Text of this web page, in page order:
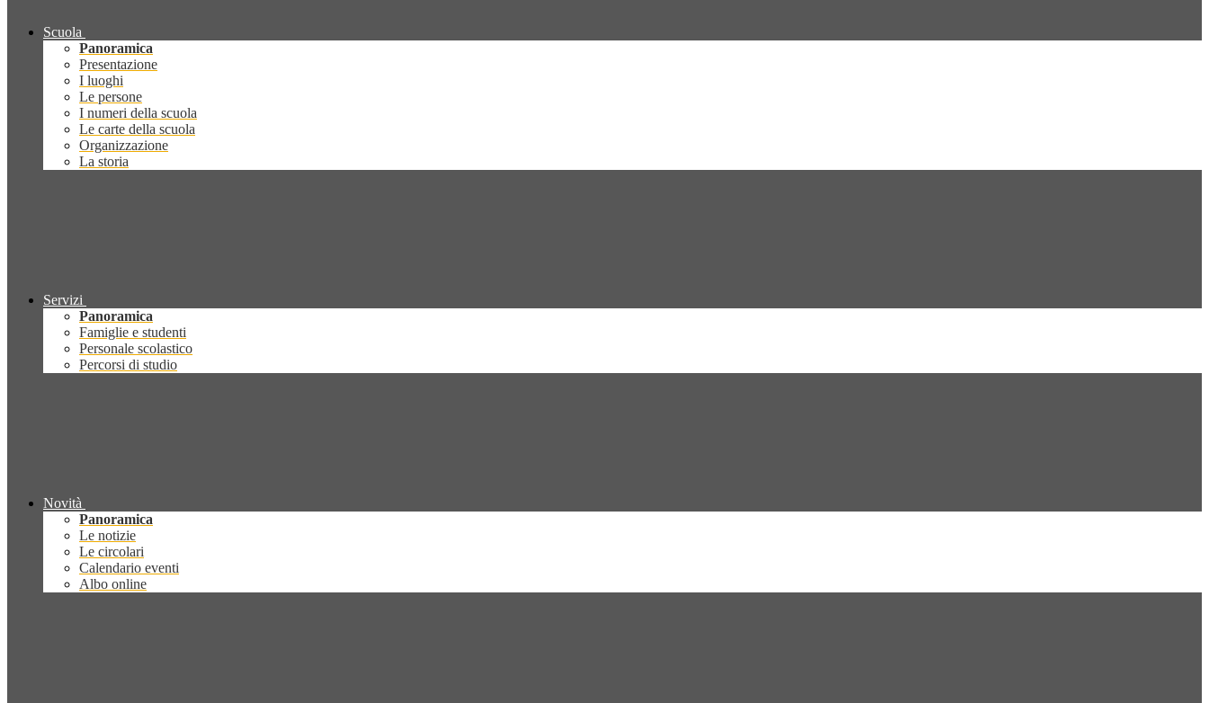
Scuola
Panoramica
Presentazione
I luoghi
Le persone
I numeri della scuola
Le carte della scuola
Organizzazione
La storia
Servizi
Panoramica
Famiglie e studenti
Personale scolastico
Percorsi di studio
Novità
Panoramica
Le notizie
Le circolari
Calendario eventi
Albo online